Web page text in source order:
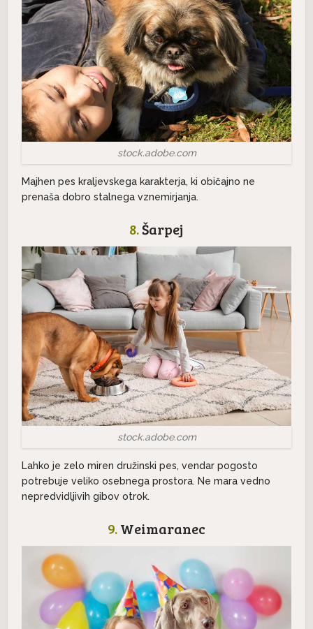
stock.adobe.com
Majhen pes kraljevskega karakterja, ki običajno ne
prenaša dobro stalnega vznemirjanja.
8.Šarpej
stock.adobe.com
Lahko je zelo miren družinski pes, vendar pogosto
potrebuje veliko osebnega prostora. Ne mara vedno
nepredvidljivih gibov otrok.
9.Weimaranec